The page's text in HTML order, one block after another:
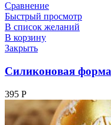
Сравнение
Быстрый просмотр
В список желаний
В корзину
Закрыть
Силиконовая
395 Р